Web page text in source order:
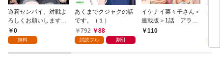
遊莉センパイ、対戦よ
ろしくお願いします。
1 0
無料
あくまでクジャクの話
です。（１）
792
88
試読フル 割引
イケナイ菜々子さん＜
連載版＞1話 アラフ
ォー女神と初体験
110
異